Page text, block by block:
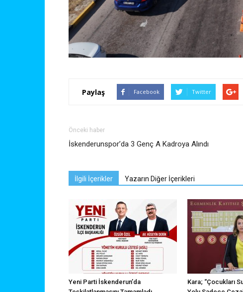
Paylaş Facebook Twitter
Önceki haber
İskenderunspor’da 3 Genç A Kadroya Alındı
İlgili İçerikler Yazarın Diğer İçerikleri
Yeni Parti İskenderun’da
Kara; “Çocukları